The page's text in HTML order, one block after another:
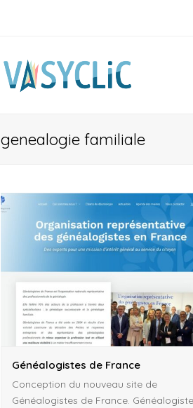
genealogie familiale
Généalogistes de France
Conception du nouveau site de
Généalogistes de France.